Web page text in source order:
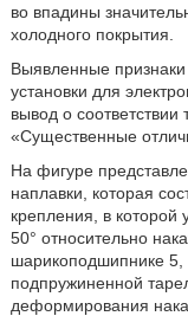
во впадины
холодного покрытия.
Выявленные
установки для
вывод о
«Существенные
На фигуре
наплавки, которая
крепления, в которой
50° относительно
шарикоподшипнике 5,
подпружиненной
деформирования